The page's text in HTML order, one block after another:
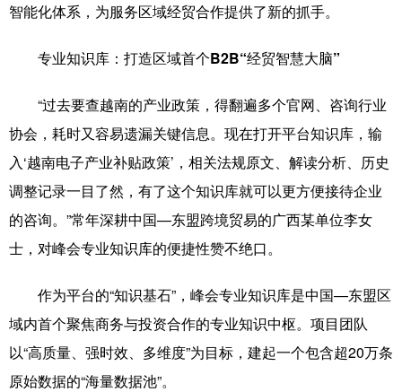
地方频道
北京 天津 河北 山西
辽宁 吉林 上海 江苏
浙江 安徽 福建
山东 河南 湖北 湖南
广东 广西 海南 重庆
四川 贵州
智能化体系，为服务区域经贸合作提供了新的抓手。
专业知识库：打造区域首个B2B“经贸智慧大脑”
“过去要查越南的产业政策，得翻遍多个官网、咨询行业
协会，耗时又容易遗漏关键信息。现在打开平台知识库，输
入‘越南电子产业补贴政策’，相关法规原文、解读分析、历史
调整记录一目了然，有了这个知识库就可以更方便接待企业
的咨询。”常年深耕中国—东盟跨境贸易的广西某单位李女
士，对峰会专业知识库的便捷性赞不绝口。
作为平台的“知识基石”，峰会专业知识库是中国—东盟区
域内首个聚焦商务与投资合作的专业知识中枢。项目团队
以“高质量、强时效、多维度”为目标，建起一个包含超20万条
原始数据的“海量数据池”。